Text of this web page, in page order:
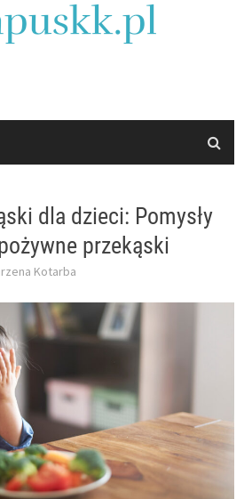
dla dzieci: Pomysły
przekąski
Kotarba